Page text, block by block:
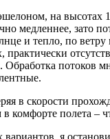
на высотах
медленнее, зато
и тепло, по
практически
Обработка потоков
в скорости
комфорте полета –